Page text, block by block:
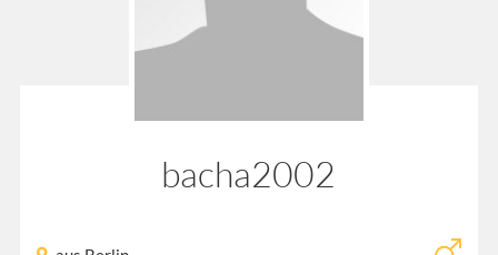
bacha2002